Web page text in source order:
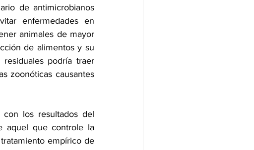
de antimicrobianos
enfermedades en
animales de mayor
de alimentos y su
podría traer
zoonóticas causantes
los resultados del
aquel que controle la
empírico de